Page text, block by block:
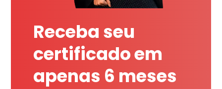
Receba seu
certificado em
apenas 6 meses